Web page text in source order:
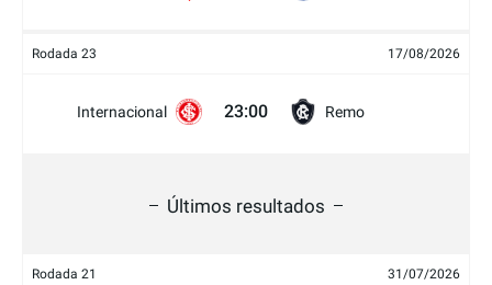
Rodada 23 17/08/2026
Internacional 23:00 Remo
Últimos resultados
Rodada 21 31/07/2026